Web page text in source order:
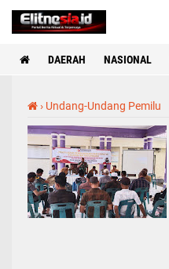
DAERAH NASIONAL
› Undang-Undang Pemilu